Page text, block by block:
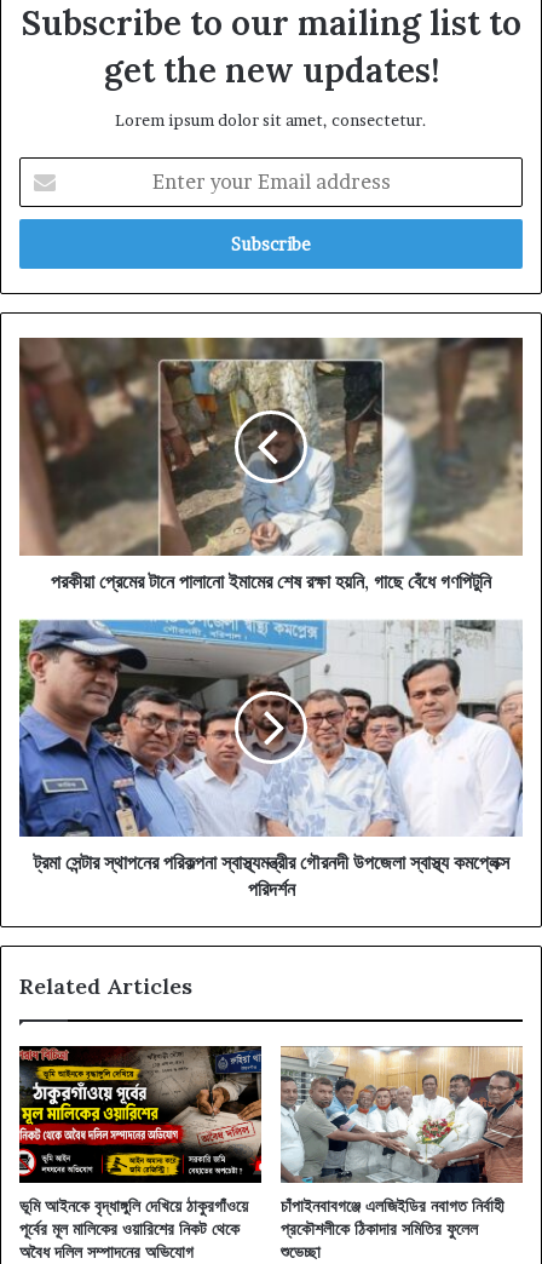
Subscribe to our mailing list to
get the new updates!
Lorem ipsum dolor sit amet, consectetur.
your
Email
পরকীয়া
প্রেমের
টানে
পালানো
ইমামের
রক্ষা
গাছে
পরকীয়া প্রেমের টানে পালানো ইমামের শেষ রক্ষা হয়নি, গাছে বেঁধে গণপিটুনি
ট্রমা
সেন্টার
স্থাপনের
পরিকল্পনা
স্বাস্থ্যমন্ত্রীর
গৌরনদী
উপজেলা
স্বাস্থ্য
কমপ্লেক্স
পরিদর্শন
ট্রমা সেন্টার স্থাপনের পরিকল্পনা স্বাস্থ্যমন্ত্রীর গৌরনদী উপজেলা স্বাস্থ্য কমপ্লেক্স
পরিদর্শন
Related Articles
ভূমি আইনকে বৃদ্ধাঙ্গুলি দেখিয়ে ঠাকুরগাঁওয়ে
পূর্বের মূল মালিকের ওয়ারিশের নিকট থেকে
অবৈধ দলিল সম্পাদনের অভিযোগ
চাঁপাইনবাবগঞ্জে এলজিইডির নবাগত নির্বাহী
প্রকৌশলীকে ঠিকাদার সমিতির ফুলেল
শুভেচ্ছা